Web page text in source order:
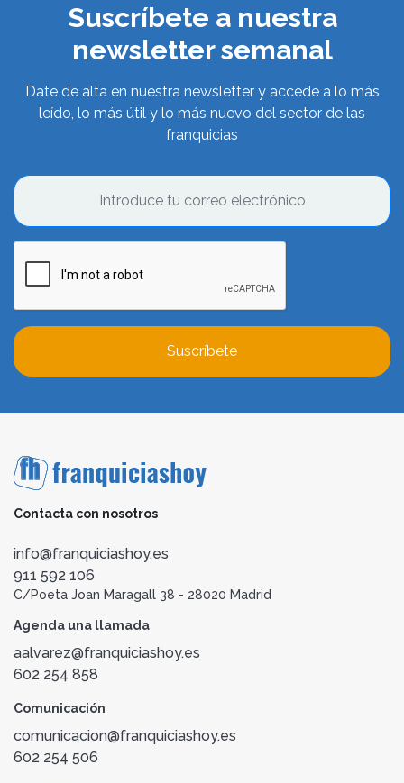
Suscríbete a nuestra
newsletter semanal
Date de alta en nuestra newsletter y accede a lo más
leído, lo más útil y lo más nuevo del sector de las
franquicias
Suscríbete
Contacta con nosotros
info@franquiciashoy.es
911 592 106
C/Poeta Joan Maragall 38 - 28020 Madrid
Agenda una llamada
aalvarez@franquiciashoy.es
602 254 858
Comunicación
comunicacion@franquiciashoy.es
602 254 506